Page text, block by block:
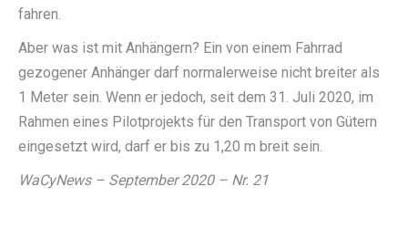
fahren.
Aber was ist mit Anhängern? Ein von einem Fahrrad
gezogener Anhänger darf normalerweise nicht breiter als
1 Meter sein. Wenn er jedoch, seit dem 31. Juli 2020, im
Rahmen eines Pilotprojekts für den Transport von Gütern
eingesetzt wird, darf er bis zu 1,20 m breit sein.
WaCyNews – September 2020 – Nr. 21